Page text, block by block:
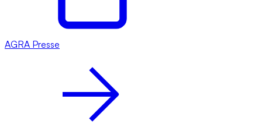
AGRA Presse